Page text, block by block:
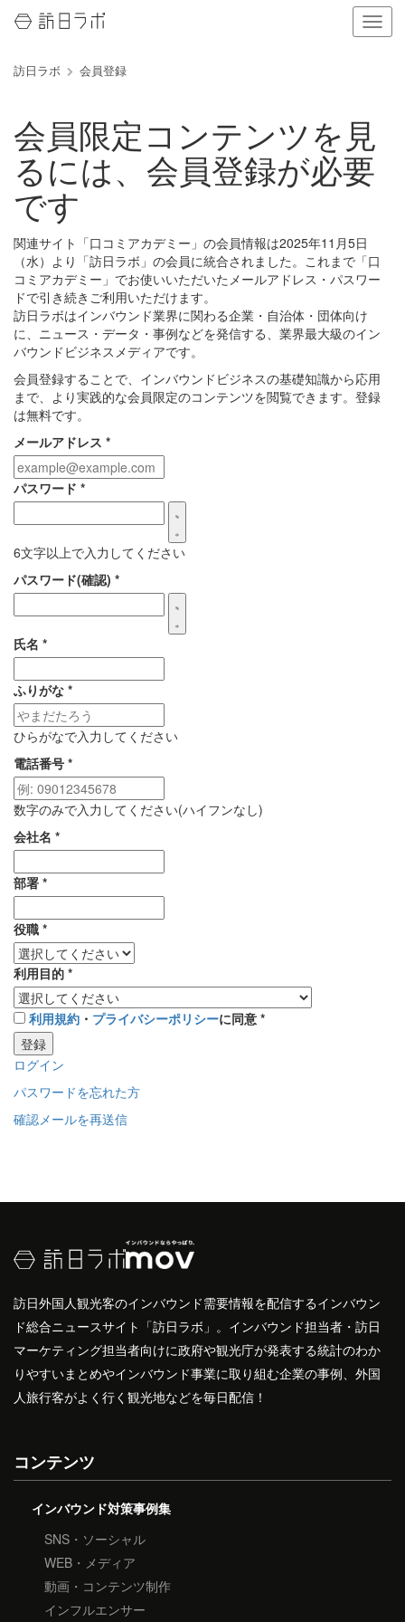
ナ
ビ
の
表
替
え
訪日ラボ 会員登録
会員限定コンテンツを見
るには、会員登録が必要
です
関連サイト「口コミアカデミー」の会員情報は2025年11月5日
（水）より「訪日ラボ」の会員に統合されました。これまで「口
コミアカデミー」でお使いいただいたメールアドレス・パスワー
ドで引き続きご利用いただけます。
訪日ラボはインバウンド業界に関わる企業・自治体・団体向け
に、ニュース・データ・事例などを発信する、業界最大級のイン
バウンドビジネスメディアです。
会員登録することで、インバウンドビジネスの基礎知識から応用
まで、より実践的な会員限定のコンテンツを閲覧できます。登録
は無料です。
メールアドレス *
パスワード *
6文字以上で入力してください
パスワード(確認) *
氏名 *
ふりがな *
ひらがなで入力してください
電話番号 *
数字のみで入力してください(ハイフンなし)
会社名 *
部署 *
役職 *
利用目的 *
利用規約 ・ プライバシーポリシーに同意 *
登録
ログイン
パスワードを忘れた方
確認メールを再送信
訪日外国人観光客のインバウンド需要情報を配信するインバウン
ド総合ニュースサイト「訪日ラボ」。インバウンド担当者・訪日
マーケティング担当者向けに政府や観光庁が発表する統計のわか
りやすいまとめやインバウンド事業に取り組む企業の事例、外国
人旅行客がよく行く観光地などを毎日配信！
コンテンツ
インバウンド対策事例集
SNS・ソーシャル
WEB・メディア
動画・コンテンツ制作
インフルエンサー